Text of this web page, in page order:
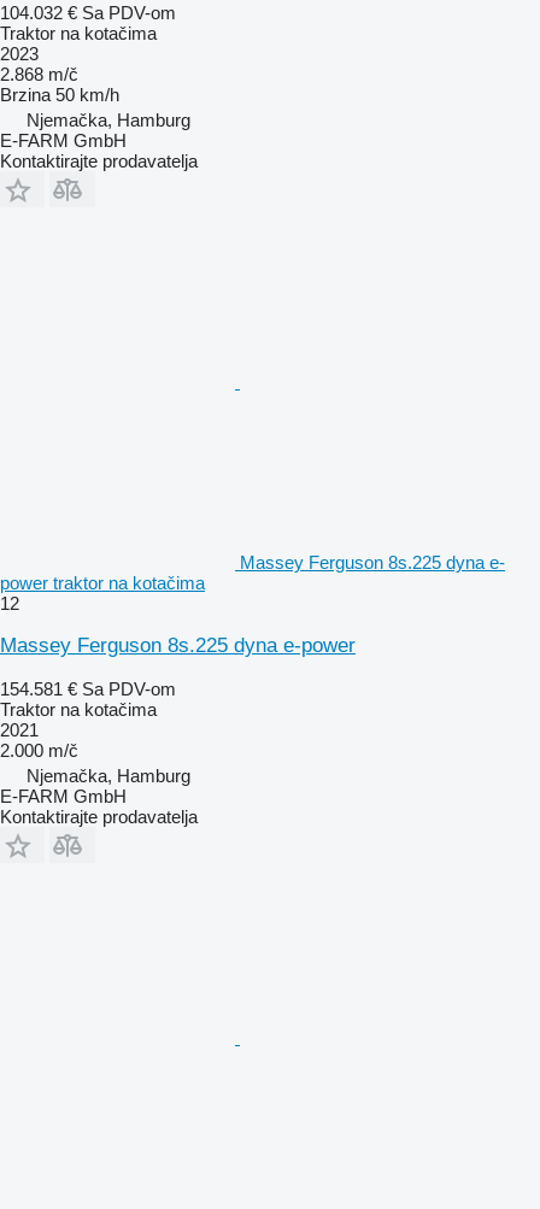
104.032 € Sa PDV-om
Traktor na kotačima
2023
2.868 m/č
Brzina 50 km/h
Njemačka, Hamburg
E-FARM GmbH
Kontaktirajte prodavatelja
Massey Ferguson 8s.225 dyna e-
power traktor na kotačima
12
Massey Ferguson 8s.225 dyna e-power
154.581 € Sa PDV-om
Traktor na kotačima
2021
2.000 m/č
Njemačka, Hamburg
E-FARM GmbH
Kontaktirajte prodavatelja